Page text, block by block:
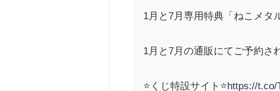
1月と7月専用特典「ねこメタ
1月と7月の通販にてご予約さ
⭐️くじ特設サイト⭐️https://t.co/